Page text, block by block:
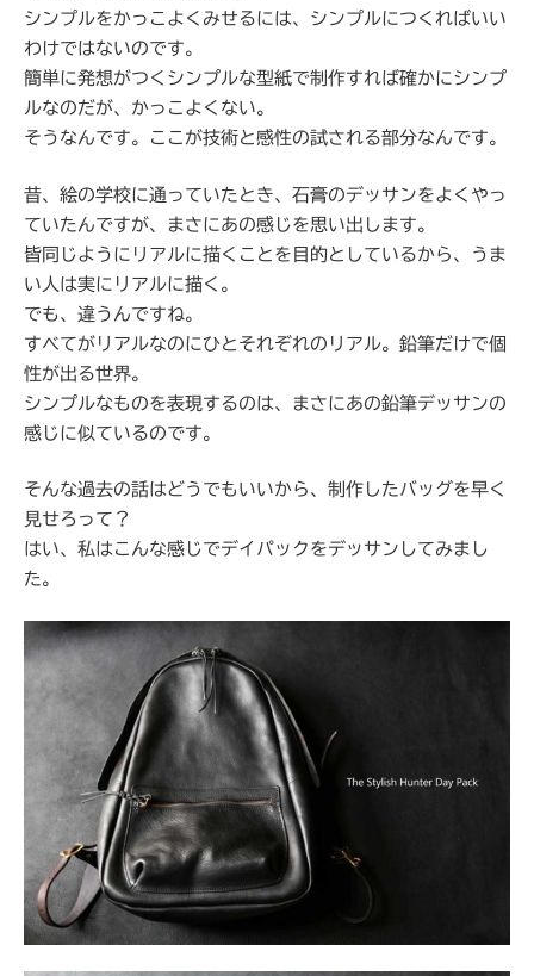
シンプルをかっこよくみせるには、シンプルにつくればいい
わけではないのです。
簡単に発想がつくシンプルな型紙で制作すれば確かにシンプ
ルなのだが、かっこよくない。
そうなんです。ここが技術と感性の試される部分なんです。
昔、絵の学校に通っていたとき、石膏のデッサンをよくやっ
ていたんですが、まさにあの感じを思い出します。
皆同じようにリアルに描くことを目的としているから、うま
い人は実にリアルに描く。
でも、違うんですね。
すべてがリアルなのにひとそれぞれのリアル。鉛筆だけで個
性が出る世界。
シンプルなものを表現するのは、まさにあの鉛筆デッサンの
感じに似ているのです。
そんな過去の話はどうでもいいから、制作したバッグを早く
見せろって？
はい、私はこんな感じでデイパックをデッサンしてみまし
た。